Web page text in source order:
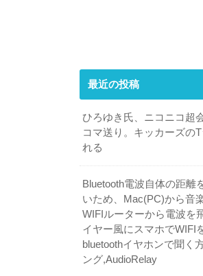
最近の投稿
ひろゆき氏、ニコニコ超
コマ送り。キッカーズの
れる
Bluetooth電波自体の距離
いため、Mac(PC)から音
WIFIルーターから電波を
イヤー風にスマホでWIFI
bluetoothイヤホンで聞く
ング,AudioRelay